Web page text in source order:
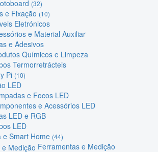
(32)
e Fixação (10)
Eletrónicos
e Material Auxiliar
e Adesivos
Químicos e Limpeza
Termorretrácteis
Pi (10)
LED
e Focos LED
e Acessórios LED
LED e RGB
LED
e Smart Home (44)
Ferramentas e Medição